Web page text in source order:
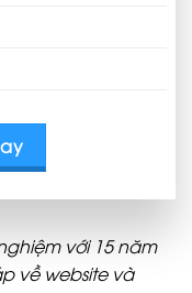
với 15 năm
về website và